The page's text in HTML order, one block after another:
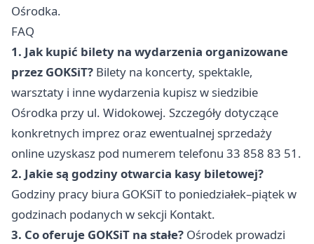
Ośrodka.
FAQ
1. Jak kupić bilety na wydarzenia organizowane
przez GOKSiT? Bilety na koncerty, spektakle,
warsztaty i inne wydarzenia kupisz w siedzibie
Ośrodka przy ul. Widokowej. Szczegóły dotyczące
konkretnych imprez oraz ewentualnej sprzedaży
online uzyskasz pod numerem telefonu 33 858 83 51.
2. Jakie są godziny otwarcia kasy biletowej?
Godziny pracy biura GOKSiT to poniedziałek–piątek w
godzinach podanych w sekcji Kontakt.
3. Co oferuje GOKSiT na stałe? Ośrodek prowadzi